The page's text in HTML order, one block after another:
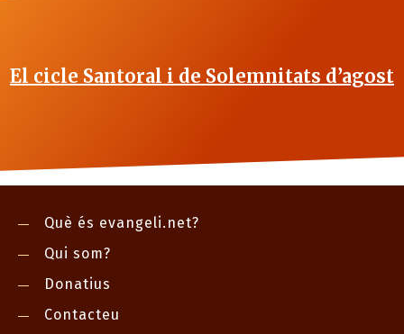
El cicle Santoral i de Solemnitats d’agost
Què és evangeli.net?
Qui som?
Donatius
Contacteu